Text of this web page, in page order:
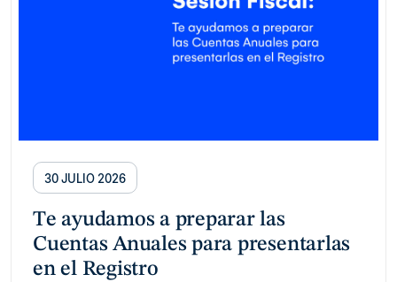
30 JULIO 2026
Te ayudamos a preparar las
Cuentas Anuales para presentarlas
en el Registro